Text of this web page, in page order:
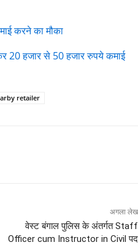
करने का मौका
20 हजार से 50 हजार रुपये कमाई
retailer
अगला लेख
वेस्ट बंगाल पुलिस के अंतर्गत Staff
Officer cum Instructor in Civil पद